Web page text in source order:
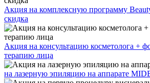
Акция на комплексную программу
скидка
Акция на консультацию косметолога +
терапию лица
на лазерную эпиляцию на аппарате